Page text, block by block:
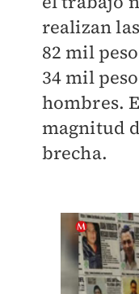
realizan
82 mil
34 mil
hombres.
magnitud
brecha.